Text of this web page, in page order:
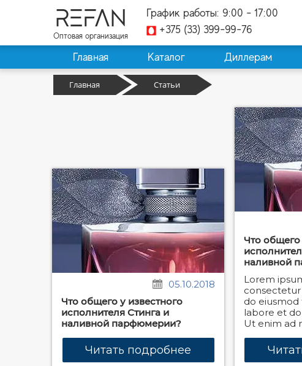
REFAN
Оптовая организация
График работы: 9:00 - 17:00
+375 (33) 399-99-76
Главная Каталог Диллерам
Главная Статьи
05.10.2018
Что общего у известного
исполнителя Стинга и
наливной парфюмерии?
Читать подробнее
Что общего
наливной
Lorem
consectetur
do
labore et
Ut enim ad